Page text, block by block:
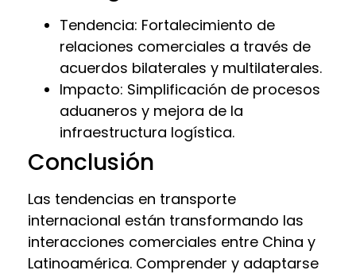
Tendencia: Fortalecimiento de
relaciones comerciales a través de
acuerdos bilaterales y multilaterales.
Impacto: Simplificación de procesos
aduaneros y mejora de la
infraestructura logística.
Conclusión
Las tendencias en transporte
internacional están transformando las
interacciones comerciales entre China y
Latinoamérica. Comprender y adaptarse